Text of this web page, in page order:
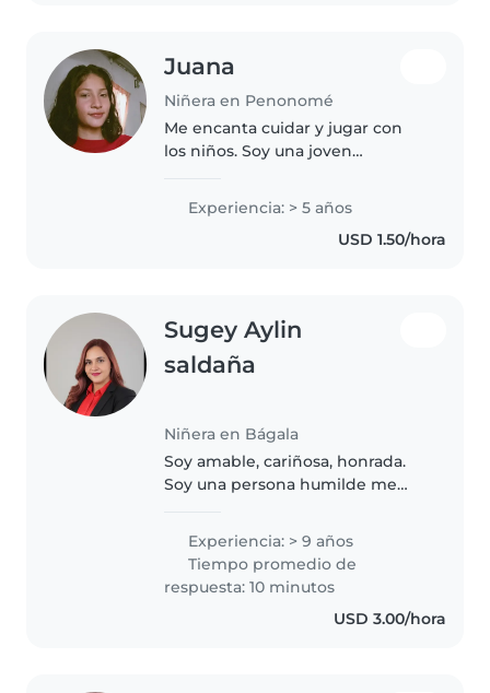
Juana
Niñera en Penonomé
Me encanta cuidar y jugar con
los niños. Soy una joven
Estoy cursando la universidad
primer año y cuento con
habilidades como dibujar, leer
Experiencia: > 5 años
USD 1.50/hora
Sugey Aylin
saldaña
Niñera en Bágala
Soy amable, cariñosa, honrada.
Soy una persona humilde me
paciencia y soy una persona
responsable. Soy técnico en
enfermería, cuento con
idoneidad y experiencia..
Experiencia: > 9 años
Tiempo promedio de
respuesta: 10 minutos
USD 3.00/hora